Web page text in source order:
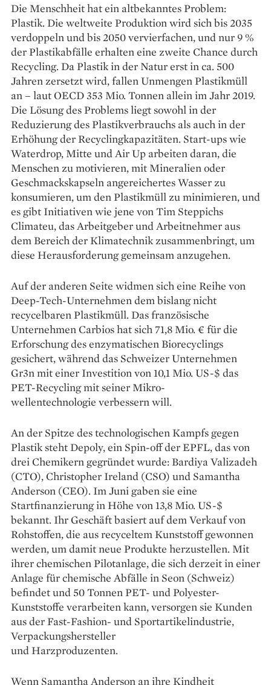
Die Menschheit hat ein altbekanntes Problem:
Plastik. Die weltweite Produktion wird sich bis 2035
ver­doppeln und bis 2050 vervierfachen, und nur 9 %
der Plastikabfälle erhalten eine zweite Chance durch
Recycling. Da Plastik in der Natur erst in ca. 500
Jahren zersetzt wird, fallen Unmengen Plastikmüll
an – laut OECD 353 Mio. Tonnen allein im Jahr 2019.
Die Lösung des Problems liegt sowohl in der
Reduzierung des Plastikverbrauchs als auch in der
Erhöhung der Recyclingkapazitäten. Start-ups wie
Waterdrop, Mitte und Air Up arbeiten daran, die
Menschen zu motivieren, mit Mineralien oder
Geschmackskapseln angereichertes Wasser zu
konsumieren, um den Plastikmüll zu minimieren, und
es gibt Initiativen wie jene von Tim Steppichs
Climateu, das Arbeitgeber und Arbeitnehmer aus
dem Bereich der Klimatechnik zusammenbringt, um
diese Herausforderung gemeinsam anzugehen.
Auf der anderen Seite widmen sich eine Reihe von
Deep-Tech-­Unternehmen dem bislang nicht
recycelbaren Plastikmüll. Das französische
Unternehmen Carbios hat sich 71,8 Mio. € für die
Erforschung des enzymatischen Bio­recyclings
gesichert, während das Schweizer Unternehmen
Gr3n mit einer Investition von 10,1 Mio. US-$ das
PET-Recycling mit seiner Mikro­-
wellentechnologie verbessern will.
An der Spitze des technolo­gischen Kampfs gegen
Plastik steht Depoly, ein Spin-off der EPFL, das von
drei Chemikern gegründet wurde: Bardiya Valizadeh
(CTO), Christopher Ireland (CSO) und Samantha
Anderson (CEO). Im Juni gaben sie eine
Startfinanzierung in Höhe von 13,8 Mio. US-$
bekannt. Ihr Geschäft basiert auf dem Verkauf von
Rohstoffen, die aus recyceltem Kunststoff gewonnen
werden, um damit neue Produkte herzustellen. Mit
ihrer chemischen Pilotanlage, die sich derzeit in einer
Anlage für chemische Abfälle in Seon (Schweiz)
befindet und 50 Tonnen PET- und Polyester-
Kunststoffe verarbeiten kann, versorgen sie Kunden
aus der Fast-Fashion- und Sportartikel­industrie,
Verpackungshersteller
und Harzproduzenten.
Wenn Samantha Anderson an ihre Kindheit